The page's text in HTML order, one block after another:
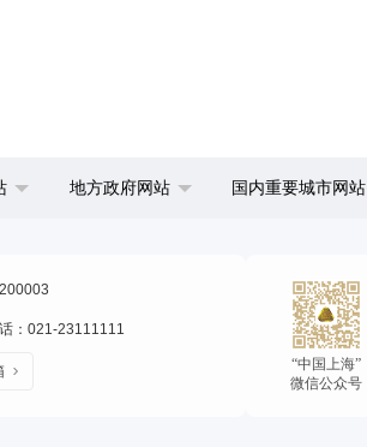
地方政府网站 国内重要城市网站
：021-23111111
“中国上海”
微信公众号